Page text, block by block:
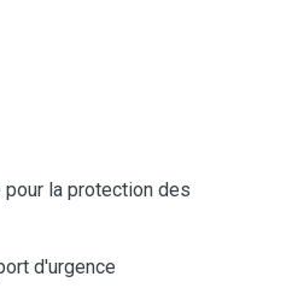
pour la protection des
d'urgence